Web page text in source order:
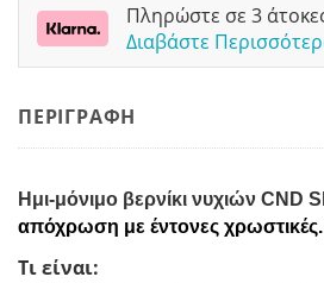
Πληρώστε σε 3
Διαβάστε
ΠΕΡΙΓΡΑΦΗ
Ημι-μόνιμο βερνίκι νυχιών CND
απόχρωση με έντονες χρωστικές.
Τι είναι: